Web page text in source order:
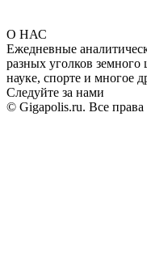
О НАС
Ежедневные
разных уголков земного
науке, спорте и многое
Следуйте за нами
© Gigapolis.ru. Все